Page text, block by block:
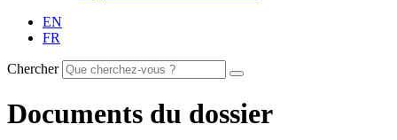
EN
FR
Chercher
Documents du dossier